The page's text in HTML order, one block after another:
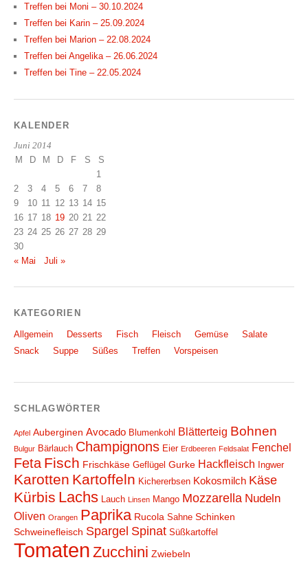
Treffen bei Moni – 30.10.2024
Treffen bei Karin – 25.09.2024
Treffen bei Marion – 22.08.2024
Treffen bei Angelika – 26.06.2024
Treffen bei Tine – 22.05.2024
KALENDER
Juni 2014
M D M D F S
S
1
2
3 4 5 6 7
8
9
10 11 12 13 14 15
16 17 18 19 20 21 22
23 24 25 26 27 28 29
30
« Mai
Juli »
KATEGORIEN
Allgemein Desserts Fisch Fleisch Gemüse
Salate
Snack
Suppe Süßes Treffen Vorspeisen
SCHLAGWÖRTER
Apfel Auberginen Avocado Blumenkohl Blätterteig Bohnen
Bulgur Bärlauch Champignons Eier Erdbeeren Feldsalat Fenchel
Feta Fisch Frischkäse Geflügel Gurke Hackfleisch Ingwer
Karotten Kartoffeln Kichererbsen Kokosmilch Käse
Kürbis Lachs Lauch Linsen Mango Mozzarella Nudeln
Oliven Orangen Paprika Rucola Sahne Schinken
Schweinefleisch Spargel Spinat Süßkartoffel
Tomaten Zucchini Zwiebeln